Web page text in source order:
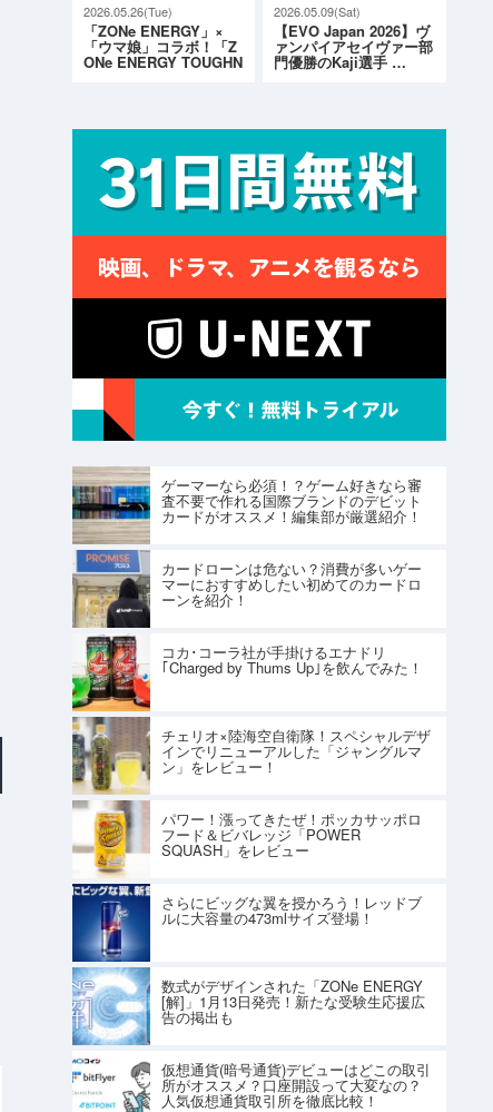
2026.05.26(Tue)
「ZONe ENERGY」×
「ウマ娘」コラボ！「Z
ONe ENERGY TOUGHN
2026.05.09(Sat)
【EVO Japan 2026】ヴ
ァンパイアセイヴァー部
門優勝のKaji選手 …
ゲーマーなら必須！？ゲーム好きなら審
査不要で作れる国際ブランドのデビット
カードがオススメ！編集部が厳選紹介！
カードローンは危ない？消費が多いゲー
マーにおすすめしたい初めてのカードロ
ーンを紹介！
コカ･コーラ社が手掛けるエナドリ
｢Charged by Thums Up｣を飲んでみた！
チェリオ×陸海空自衛隊！スペシャルデザ
インでリニューアルした「ジャングルマ
ン」をレビュー！
パワー！漲ってきたぜ！ポッカサッポロ
フード＆ビバレッジ「POWER
SQUASH」をレビュー
さらにビッグな翼を授かろう！レッドブ
ルに大容量の473mlサイズ登場！
数式がデザインされた「ZONe ENERGY
[解]」1月13日発売！新たな受験生応援広
告の掲出も
仮想通貨(暗号通貨)デビューはどこの取引
所がオススメ？口座開設って大変なの？
人気仮想通貨取引所を徹底比較！